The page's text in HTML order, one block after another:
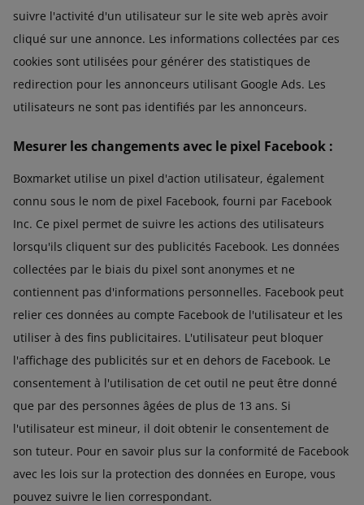
suivre l'activité d'un utilisateur sur le site web après avoir
cliqué sur une annonce. Les informations collectées par ces
cookies sont utilisées pour générer des statistiques de
redirection pour les annonceurs utilisant Google Ads. Les
utilisateurs ne sont pas identifiés par les annonceurs.
Mesurer les changements avec le pixel Facebook :
Boxmarket utilise un pixel d'action utilisateur, également
connu sous le nom de pixel Facebook, fourni par Facebook
Inc. Ce pixel permet de suivre les actions des utilisateurs
lorsqu'ils cliquent sur des publicités Facebook. Les données
collectées par le biais du pixel sont anonymes et ne
contiennent pas d'informations personnelles. Facebook peut
relier ces données au compte Facebook de l'utilisateur et les
utiliser à des fins publicitaires. L'utilisateur peut bloquer
l'affichage des publicités sur et en dehors de Facebook. Le
consentement à l'utilisation de cet outil ne peut être donné
que par des personnes âgées de plus de 13 ans. Si
l'utilisateur est mineur, il doit obtenir le consentement de
son tuteur. Pour en savoir plus sur la conformité de Facebook
avec les lois sur la protection des données en Europe, vous
pouvez suivre le lien correspondant.